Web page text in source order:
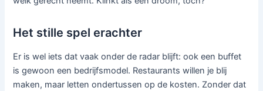
Het stille spel erachter
Er is wel iets dat vaak onder de radar blijft: ook een buffet
is gewoon een bedrijfsmodel. Restaurants willen je blij
maken, maar letten ondertussen op de kosten. Zonder dat